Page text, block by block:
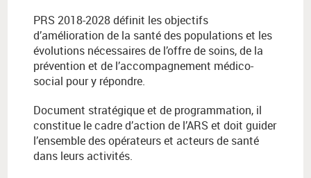
PRS 2018-2028 définit les objectifs
d’amélioration de la santé des populations et les
évolutions nécessaires de l’offre de soins, de la
prévention et de l’accompagnement médico-
social pour y répondre.
Document stratégique et de programmation, il
constitue le cadre d’action de l’ARS et doit guider
l’ensemble des opérateurs et acteurs de santé
dans leurs activités.